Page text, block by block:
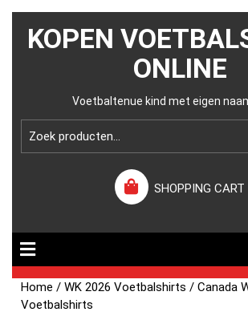
KOPEN
ONLINE
Voetbaltenue kind met eigen
SHOPPING CART
Home /WK 2026 Voetbalshirts / Canada
Voetbalshirts